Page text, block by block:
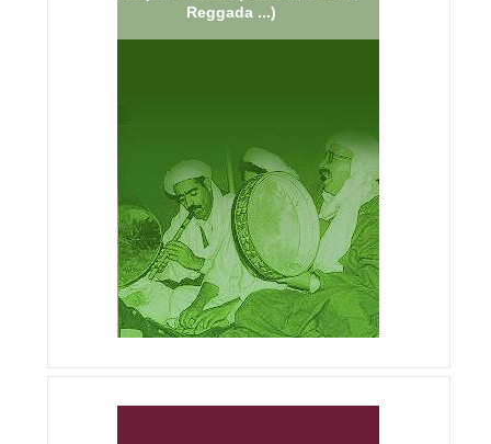
Reggada ...)